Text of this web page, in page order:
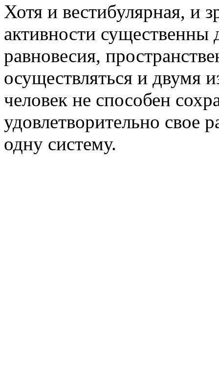
Хотя и вестибулярная, и
активности
равновесия,
осуществляться и двумя
человек не способен
удовлетворительно свое
одну систему.